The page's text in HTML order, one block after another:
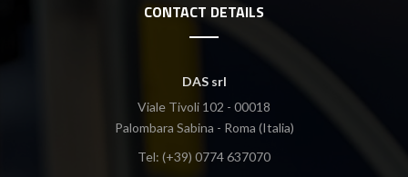
CONTACT DETAILS
DAS srl
Viale Tivoli 102 - 00018
Palombara Sabina - Roma (Italia)
Tel: (+39) 0774 637070